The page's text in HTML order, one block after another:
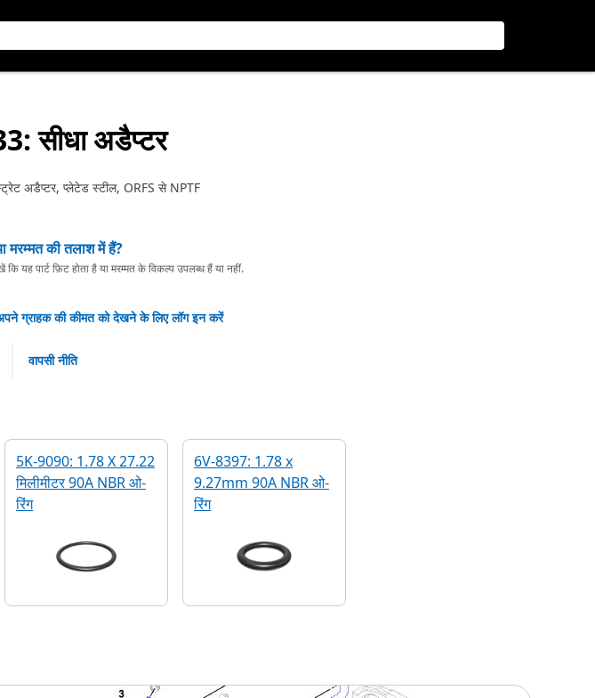
: सीधा अडैप्टर
अडैप्टर, प्लेटेड स्टील, ORFS से NPTF
मरम्मत की तलाश में हैं?
यह पार्ट फ़िट होता है या मरम्मत के विकल्प उपलब्ध हैं या नहीं.
ग्राहक की कीमत को देखने के लिए लॉग इन करें
वापसी नीति
5K-9090: 1.78 X 27.22
मिलीमीटर 90A NBR ओ-
रिंग
6V-8397: 1.78 x
9.27mm 90A NBR ओ-
रिंग